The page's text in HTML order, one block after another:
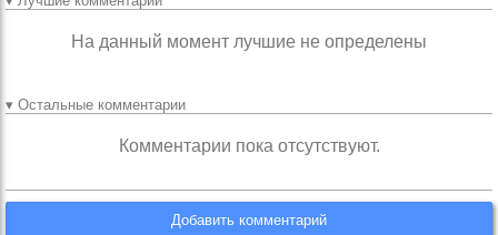
На данный момент лучшие не определены
▾ Остальные комментарии
Комментарии пока отсутствуют.
Добавить комментарий